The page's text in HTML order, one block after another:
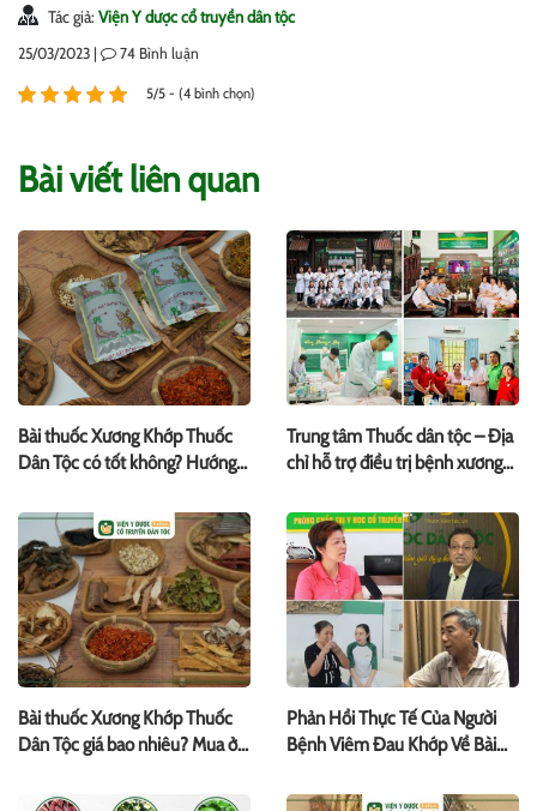
Tác giả: Viện Y dược cổ truyền dân tộc
25/03/2023 | 74 Bình luận
5/5 - (4 bình chọn)
Bài viết liên quan
Bài thuốc Xương Khớp Thuốc
Dân Tộc có tốt không? Hướng
Trung tâm Thuốc dân tộc – Địa
chỉ hỗ trợ điều trị bệnh xương
truyền
Bài thuốc Xương Khớp Thuốc
Dân Tộc giá bao nhiêu? Mua ở
Phản Hồi Thực Tế Của Người
Bệnh Viêm Đau Khớp Về Bài
Khang